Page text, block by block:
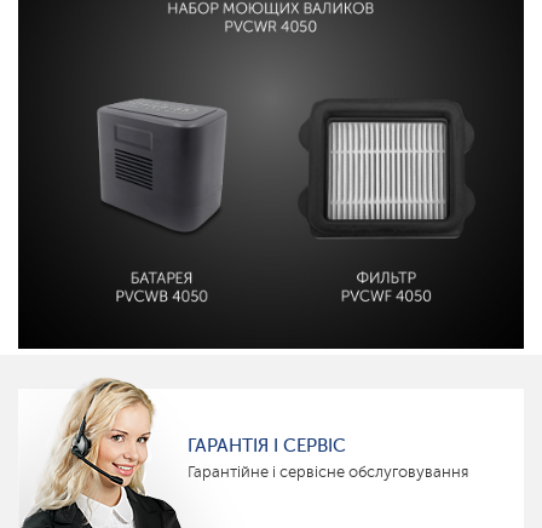
ГАРАНТІЯ І СЕРВІС
Гарантійне і сервісне обслуговування